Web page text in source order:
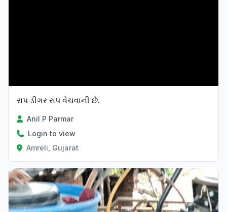
રાપ ડીગર રાપ વેચવાની છે.
Anil P Parmar
Login to view
Amreli, Gujarat